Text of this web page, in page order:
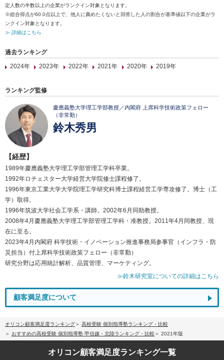
定人数の半数以上の企業がランクイン対象となります。
※総合得点が60.0点以上で、他人に薦めたくないと回答した人の割合が基準値以下の企業がラ
ンクイン対象となります。
≫ 詳細はこちら
過去ランキング
2024年
2023年 2022年 2021年 2020年 2019年
ランキング監修
慶應義塾大学理工学部教授／内閣府 上席科学技術政策フェロー
（非常勤）
鈴木秀男
【経歴】
1989年慶應義塾大学理工学部管理工学科卒業。
1992年ロチェスター大学経営大学院修士課程修了。
1996年東京工業大学大学院理工学研究科博士課程経営工学専攻修了。博士（工
学）取得。
1996年筑波大学社会工学系・講師。2002年6月同助教授。
2008年4月慶應義塾大学理工学部管理工学科・准教授。2011年4月同教授、現
在に至る。
2023年4月内閣府 科学技術・イノベーション推進事務局参事官（インフラ・防
災担当）付上席科学技術政策フェロー（非常勤）
研究分野は応用統計解析、品質管理、マーケティング。
≫鈴木研究室についての詳細はこちら
顧客満足度について
オリコン顧客満足度ランキング
高校受験 個別指導塾ランキング・比較
おすすめの高校受験 個別指導塾 甲信越・北陸ランキング・比較
2021年版
オリコン顧客満足度ランキング一覧